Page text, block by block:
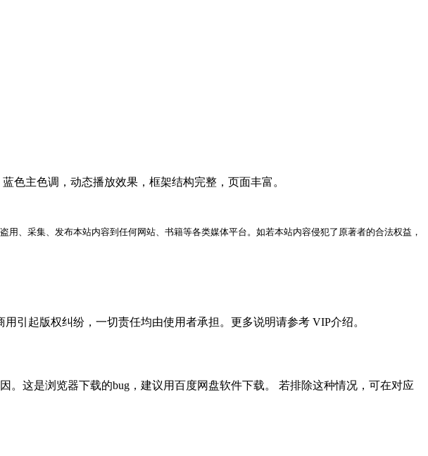
色主色调，动态播放效果，框架结构完整，页面丰富。
、采集、发布本站内容到任何网站、书籍等各类媒体平台。如若本站内容侵犯了原著者的合法权益，
引起版权纠纷，一切责任均由使用者承担。更多说明请参考 VIP介绍。
这是浏览器下载的bug，建议用百度网盘软件下载。 若排除这种情况，可在对应